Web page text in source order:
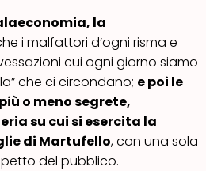
la
i malfattori d’ogni risma e
cui ogni giorno siamo
che ci circondano; e poi le
o meno segrete,
su cui si esercita la
di Martufello, con una sola
del pubblico.